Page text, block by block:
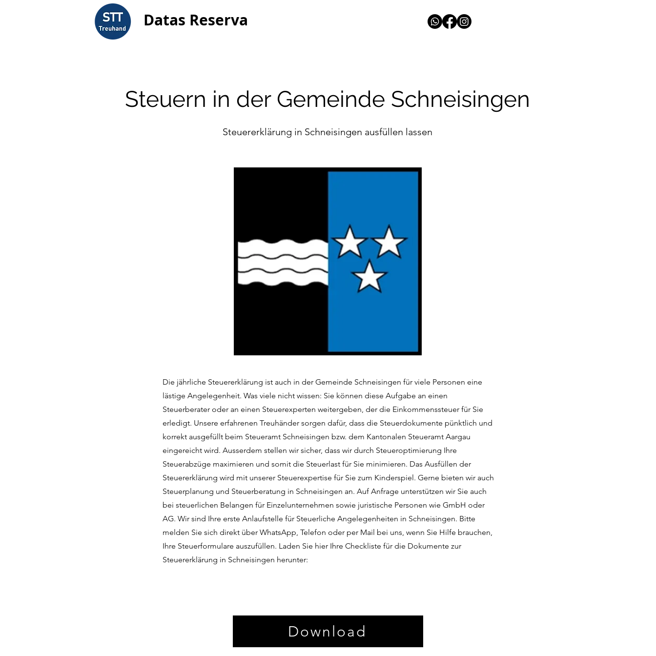
Datas Reserva
Steuern in der Gemeinde Schneisingen
Steuererklärung in Schneisingen ausfüllen lassen
Die jährliche Steuererklärung ist auch in der Gemeinde Schneisingen für viele Personen eine
lästige Angelegenheit. Was viele nicht wissen: Sie können diese Aufgabe an einen
Steuerberater oder an einen Steuerexperten weitergeben, der die Einkommenssteuer für Sie
erledigt. Unsere erfahrenen Treuhänder sorgen dafür, dass die Steuerdokumente pünktlich und
korrekt ausgefüllt beim Steueramt Schneisingen bzw. dem Kantonalen Steueramt Aargau
eingereicht wird. Ausserdem stellen wir sicher, dass wir durch Steueroptimierung Ihre
Steuerabzüge maximieren und somit die Steuerlast für Sie minimieren. Das Ausfüllen der
Steuererklärung wird mit unserer Steuerexpertise für Sie zum Kinderspiel. Gerne bieten wir auch
Steuerplanung und Steuerberatung in Schneisingen an. Auf Anfrage unterstützen wir Sie auch
bei steuerlichen Belangen für Einzelunternehmen sowie juristische Personen wie GmbH oder
AG. Wir sind Ihre erste Anlaufstelle für Steuerliche Angelegenheiten in Schneisingen. Bitte
melden Sie sich direkt über WhatsApp, Telefon oder per Mail bei uns, wenn Sie Hilfe brauchen,
Ihre Steuerformulare auszufüllen. Laden Sie hier Ihre Checkliste für die Dokumente zur
Steuererklärung in Schneisingen herunter:
Download